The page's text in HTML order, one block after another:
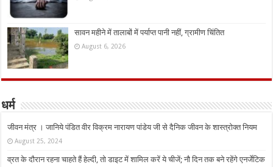
सावन महीने में तालाबों में पर्याप्त पानी नहीं, ग्रामीण चिंतित
August 6, 2026
धर्म
जीवन मंत्र । जानिये पंडित वीर विक्रम नारायण पांडेय जी से दैनिक जीवन के शास्त्रोक्त नियम
August 25, 2024
व्रत के दौरान रहना चाहते हैं हेल्दी, तो डाइट में शामिल करें ये चीजें; नौ दिन तक बने रहेंगे एनर्जेटिक